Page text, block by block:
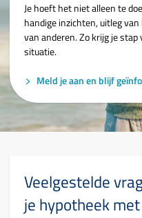
Je hoeft het niet alleen te
handige inzichten, uitleg
van anderen. Zo krijg je
situatie.
Meld je aan en blijf
Veelgestelde
je hypotheek